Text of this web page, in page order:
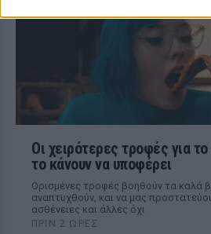
Οι χειρότερες τροφές για
το κάνουν να υποφέρει
Ορισμένες τροφές βοηθούν τα καλά
αναπτυχθούν, και να μας
ασθένειες και άλλες όχι
ΠΡΙΝ 2 ΏΡΕΣ